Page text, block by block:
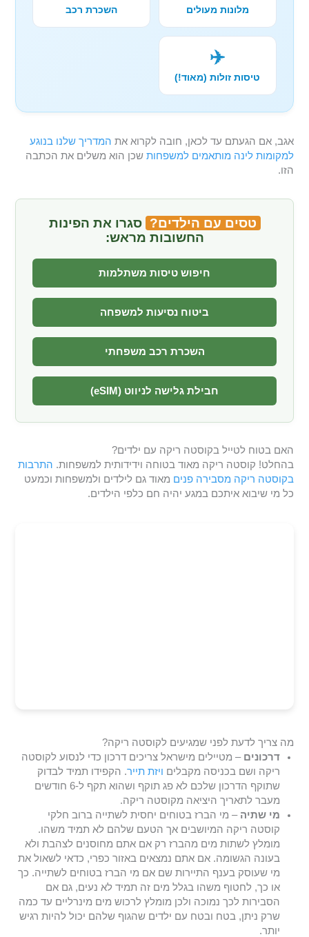
מלונות מעולים השכרת רכב
✈️
טיסות זולות (מאוד!)
אגב, אם הגעתם עד לכאן, חובה לקרוא את המדריך שלנו בנוגע
למקומות לינה מותאמים למשפחות שכן הוא משלים את הכתבה
הזו.
טסים עם הילדים? סגרו את הפינות
החשובות מראש:
חיפוש טיסות משתלמות
ביטוח נסיעות למשפחה
השכרת רכב משפחתי
חבילת גלישה לניווט (eSIM)
האם בטוח לטייל בקוסטה ריקה עם ילדים?
בהחלט! קוסטה ריקה מאוד בטוחה וידידותית למשפחות. התרבות
בקוסטה ריקה מסבירה פנים מאוד גם לילדים ולמשפחות וכמעט
כל מי שיבוא איתכם במגע יהיה חם כלפי הילדים.
מה צריך לדעת לפני שמגיעים לקוסטה ריקה?
דרכונים– מטיילים מישראל צריכים דרכון כדי לנסוע לקוסטה
ריקה ושם בכניסה מקבלים ויזת תייר. הקפידו תמיד לבדוק
שתוקף הדרכון שלכם לא פג תוקף ושהוא תקף ל-6 חודשים
מעבר לתאריך היציאה מקוסטה ריקה.
מי שתיה – מי הברז בטוחים יחסית לשתייה ברוב חלקי
קוסטה ריקה המיושבים אך הטעם שלהם לא תמיד משהו.
מומלץ לשתות מים מהברז רק אם אתם מחוסנים לצהבת ולא
בעונה הגשומה. אם אתם נמצאים באזור כפרי, כדאי לשאול את
מי שעוסק בענף התיירות שם אם מי הברז בטוחים לשתייה. כך
או כך, לחטוף משהו בגלל מים זה תמיד לא נעים, גם אם
הסבירות לכך נמוכה ולכן מומלץ לרכוש מים מינרליים עד כמה
שרק ניתן, בטח ובטח עם ילדים שהגוף שלהם יכול להיות רגיש
יותר.